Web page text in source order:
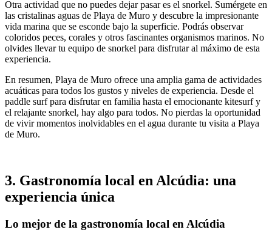
Otra actividad que no puedes dejar pasar es el snorkel. Sumérgete en
las cristalinas aguas de Playa de Muro y descubre la impresionante
vida marina que se esconde bajo la superficie. Podrás observar
coloridos peces, corales y otros fascinantes organismos marinos. No
olvides llevar tu equipo de snorkel para disfrutar al máximo de esta
experiencia.
En resumen, Playa de Muro ofrece una amplia gama de actividades
acuáticas para todos los gustos y niveles de experiencia. Desde el
paddle surf para disfrutar en familia hasta el emocionante kitesurf y
el relajante snorkel, hay algo para todos. No pierdas la oportunidad
de vivir momentos inolvidables en el agua durante tu visita a Playa
de Muro.
3. Gastronomía local en Alcúdia: una
experiencia única
Lo mejor de la gastronomía local en Alcúdia